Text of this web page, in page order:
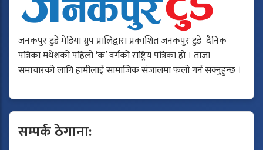
जनकपुर टुडे मेडिया ग्रुप प्रालिद्वारा प्रकाशित जनकपुर टुडे दैनिक
पत्रिका मधेशको पहिलो ‘क’ वर्गको राष्ट्रिय पत्रिका हो । ताजा
समाचारको लागि हामीलाई सामाजिक संजालमा फलो गर्न सक्नुहुन्छ ।
सम्पर्क ठेगाना: